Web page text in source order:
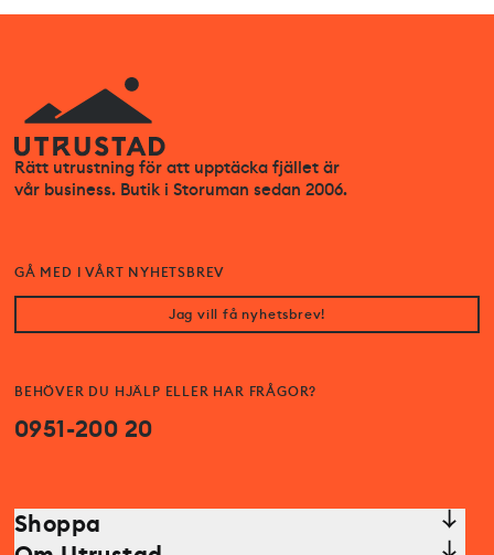
Rätt utrustning för att upptäcka fjället är
vår business. Butik i Storuman sedan 2006.
BEHÖVER DU HJÄLP ELLER HAR FRÅGOR?
0951-200 20
GÅ MED I VÅRT NYHETSBREV
Jag vill få nyhetsbrev!
Shoppa